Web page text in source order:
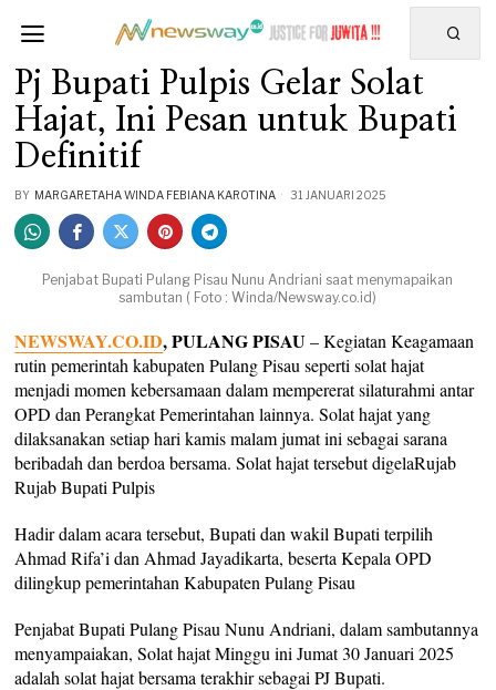
Pj Bupati Pulpis Gelar Solat
Hajat, Ini Pesan untuk Bupati
Definitif
BY MARGARETAHA WINDA FEBIANA KAROTINA 31 JANUARI 2025
Penjabat Bupati Pulang Pisau Nunu Andriani saat menymapaikan
sambutan ( Foto : Winda/Newsway.co.id)
NEWSWAY.CO.ID, PULANG PISAU– Kegiatan Keagamaan
rutin pemerintah kabupaten Pulang Pisau seperti solat hajat
menjadi momen kebersamaan dalam mempererat silaturahmi antar
OPD dan Perangkat Pemerintahan lainnya. Solat hajat yang
dilaksanakan setiap hari kamis malam jumat ini sebagai sarana
beribadah dan berdoa bersama. Solat hajat tersebut digelaRujab
Rujab Bupati Pulpis
Hadir dalam acara tersebut, Bupati dan wakil Bupati terpilih
Ahmad Rifa’i dan Ahmad Jayadikarta, beserta Kepala OPD
dilingkup pemerintahan Kabupaten Pulang Pisau
Penjabat Bupati Pulang Pisau Nunu Andriani, dalam sambutannya
menyampaiakan, Solat hajat Minggu ini Jumat 30 Januari 2025
adalah solat hajat bersama terakhir sebagai PJ Bupati.